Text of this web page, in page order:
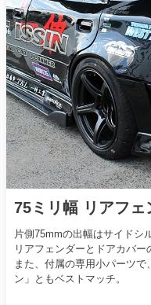
75ミリ幅 リアフェ
片側75mmの出幅はサイドシ
リアフェンダーとドアカバー
また、付属の専用小パーツ
ン」ともベストマッチ。